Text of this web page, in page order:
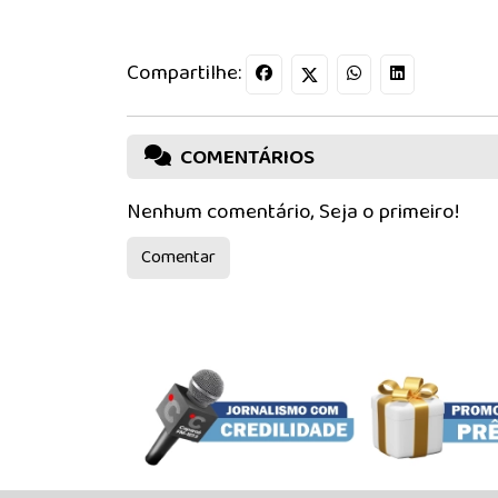
Compartilhe:
COMENTÁRIOS
Nenhum comentário, Seja o primeiro!
Comentar